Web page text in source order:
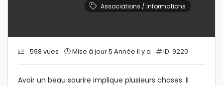
Associations / Informations
598 vues Mise à jour 5 Année il y a ID: 9220
Avoir un beau sourire implique plusieurs choses. Il